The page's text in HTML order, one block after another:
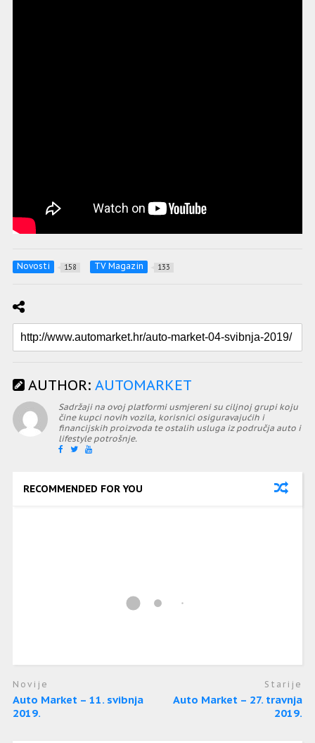
Novosti 158 TV Magazin 133
AUTHOR: AUTOMARKET
Sadržaji na ovoj platformi usmjereni su ciljnoj grupi koju
čine kupci novih vozila, korisnici osiguravajućih i
financijskih proizvoda te ostalih usluga iz područja auto i
lifestyle potrošnje.
RECOMMENDED FOR YOU
Novije
Auto Market – 11. svibnja
2019.
Starije
Auto Market – 27. travnja
2019.